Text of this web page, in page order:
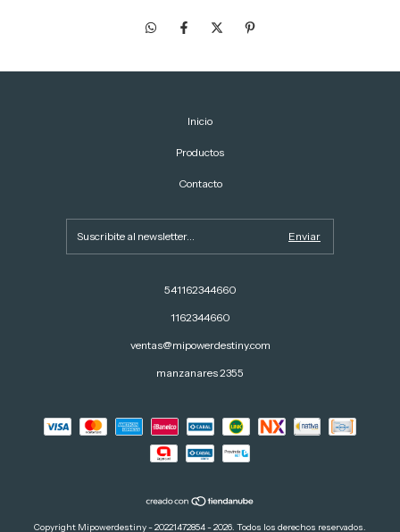
Inicio
Productos
Contacto
541162344660
1162344660
ventas@mipowerdestiny.com
manzanares 2355
Copyright Mipowerdestiny - 20221472854 - 2026. Todos los derechos reservados.